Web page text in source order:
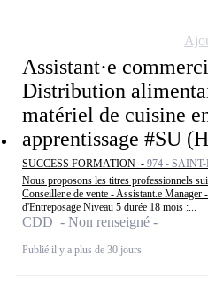
Assistant·e
Distribution
matériel de cuisine
apprentissage #SU
SUCCESS FORMATION - 974 - SAINT-
Nous proposons les titres professionnels
Conseiller.e de vente - Assistant.e Manager
d'Entreposage Niveau 5 durée 18 mois :...
CDD - Non renseigné
Publié il y a plus de 30 jours